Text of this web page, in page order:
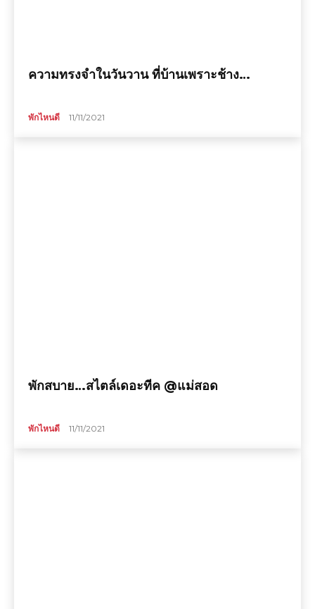
ความทรงจำในวันวาน ที่บ้านเพราะช้าง…
พักไหนดี 11/11/2021
พักสบาย…สไตล์เดอะทีค @แม่สอด
พักไหนดี 11/11/2021